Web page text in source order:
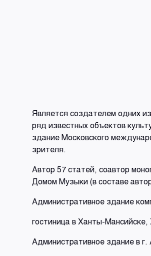
Является создателем одних
ряд известных объектов
здание Московского
зрителя.
Автор 57 статей, соавтор
Домом Музыки (в составе
Административное здание
гостиница в Ханты-
Административное здание в г.